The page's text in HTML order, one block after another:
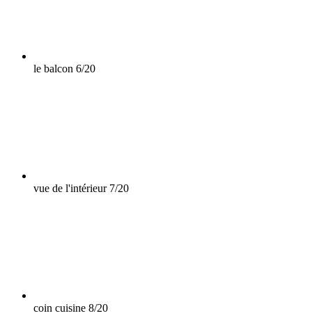
le balcon 6/20
vue de l'intérieur 7/20
coin cuisine 8/20